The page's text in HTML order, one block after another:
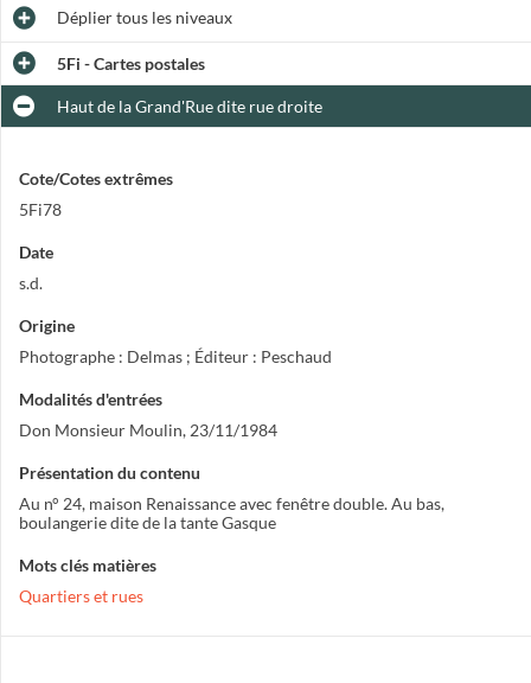
Dépliertous les niveaux
5Fi - Cartes postales
Haut de la Grand'Rue dite rue droite
Cote/Cotes extrêmes
5Fi78
Date
s.d.
Origine
Photographe : Delmas ; Éditeur : Peschaud
Modalités d'entrées
Don Monsieur Moulin, 23/11/1984
Présentation du contenu
Au n° 24, maison Renaissance avec fenêtre double. Au bas,
boulangerie dite de la tante Gasque
Mots clés matières
Quartiers et rues